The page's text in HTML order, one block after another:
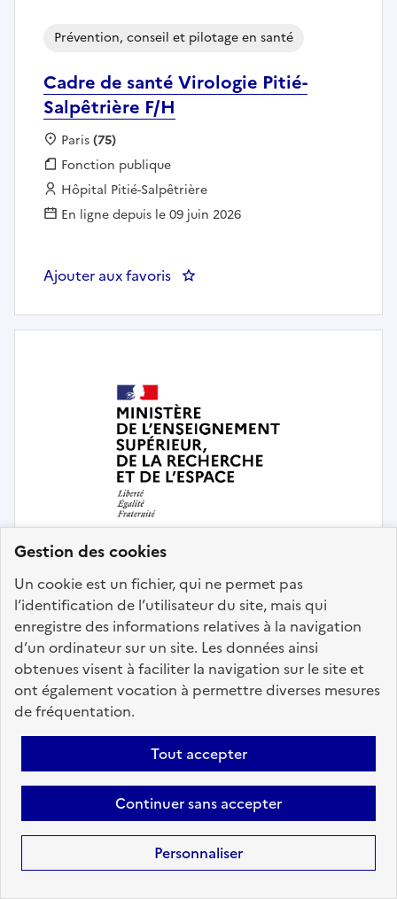
Gestion des cookies
Un cookie est un fichier, qui ne permet pas
l’identification de l’utilisateur du site, mais qui
enregistre des informations relatives à la navigation
d’un ordinateur sur un site. Les données ainsi
obtenues visent à faciliter la navigation sur le site et
ont également vocation à permettre diverses mesures
de fréquentation.
Tout accepter
Continuer sans accepter
Personnaliser
Cadre de santé Virologie Pitié-
Salpêtrière F/H
Prévention, conseil et pilotage en santé
Localisation :
Paris(75)
Fonction publique :
Fonction publique
Employeur :
Hôpital Pitié-Salpêtrière
En ligne depuis le 09 juin 2026
Ajouter aux favoris : Cadre de santé Virologie Pitié-
Médecin du travail H/F
Prévention, conseil et pilotage en santé
Localisation :
Calvados(14)
Fonction publique :
Fonction publique de l'État
Employeur :
Université de Caen Basse-Normandie
En ligne depuis le 09 juin 2026
Ajouter aux favoris: Médecin du travail H/F